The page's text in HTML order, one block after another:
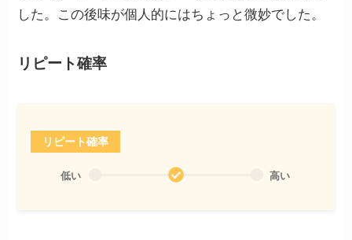
した。この後味が個人的にはちょっと微妙でした。
リピート確率
リピート確率
低い 高い